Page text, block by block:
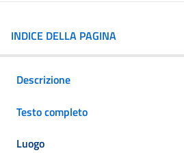
INDICE DELLA PAGINA
Descrizione
Testo completo
Luogo